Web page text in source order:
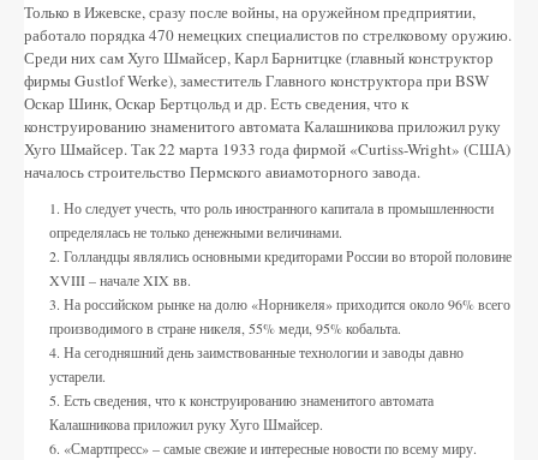
Только в Ижевске, сразу после войны, на оружейном предприятии,
работало порядка 470 немецких специалистов по стрелковому оружию.
Среди них сам Хуго Шмайсер, Карл Барнитцке (главный конструктор
фирмы Gustlof Werke), заместитель Главного конструктора при BSW
Оскар Шинк, Оскар Бертцольд и др. Есть сведения, что к
конструированию знаменитого автомата Калашникова приложил руку
Хуго Шмайсер. Так 22 марта 1933 года фирмой «Curtiss-Wright» (США)
началось строительство Пермского авиамоторного завода.
Но следует учесть, что роль иностранного капитала в промышленности
определялась не только денежными величинами.
Голландцы являлись основными кредиторами России во второй половине
XVIII – начале XIX вв.
На российском рынке на долю «Норникеля» приходится около 96% всего
производимого в стране никеля, 55% меди, 95% кобальта.
На сегодняшний день заимствованные технологии и заводы давно
устарели.
Есть сведения, что к конструированию знаменитого автомата
Калашникова приложил руку Хуго Шмайсер.
«Смартпресс» – самые свежие и интересные новости по всему миру.